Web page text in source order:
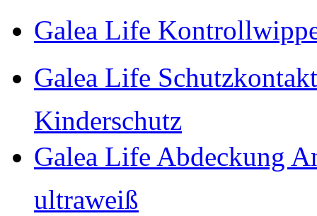
Galea Life
Galea Life
Kinderschutz
Galea Life Abdeckung
ultraweiß